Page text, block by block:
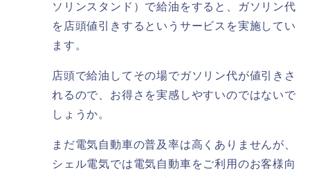
ソリンスタンド）で給油をすると、ガソリン代
を店頭値引きするというサービスを実施してい
ます。
店頭で給油してその場でガソリン代が値引きさ
れるので、お得さを実感しやすいのではないで
しょうか。
まだ電気自動車の普及率は高くありませんが、
シェル電気では電気自動車をご利用のお客様向